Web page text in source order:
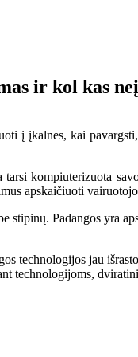
ir kol kas
į įkalnes, kai
kompiuterizuota
apskaičiuoti
stipinų. Padangos yra
technologijos jau
technologijoms,